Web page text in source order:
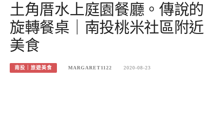
土角厝水上庭園餐廳。傳說的
旋轉餐桌｜南投桃米社區附近
美食
南投｜旅遊美食 MARGARET1122 2020-08-23